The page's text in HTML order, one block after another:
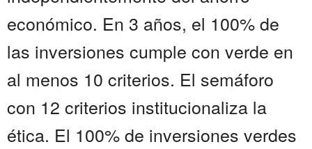
económico. En 3 años, el 100% de
las inversiones cumple con verde en
al menos 10 criterios. El semáforo
con 12 criterios institucionaliza la
ética. El 100% de inversiones verdes